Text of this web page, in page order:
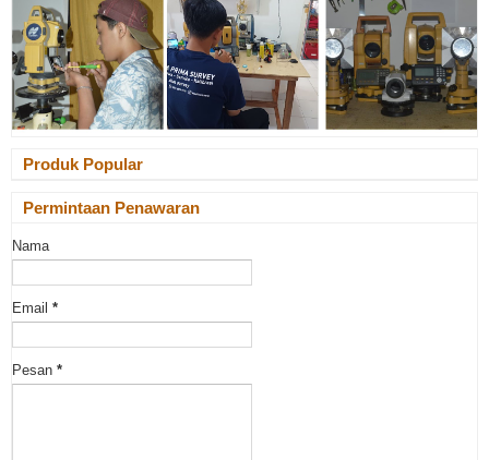
Produk Popular
Permintaan Penawaran
Nama
Email *
Pesan *